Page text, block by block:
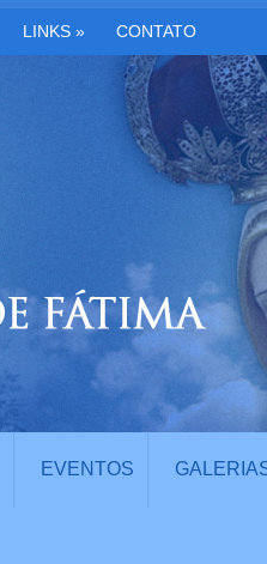
LINKS » CONTATO
EVENTOS